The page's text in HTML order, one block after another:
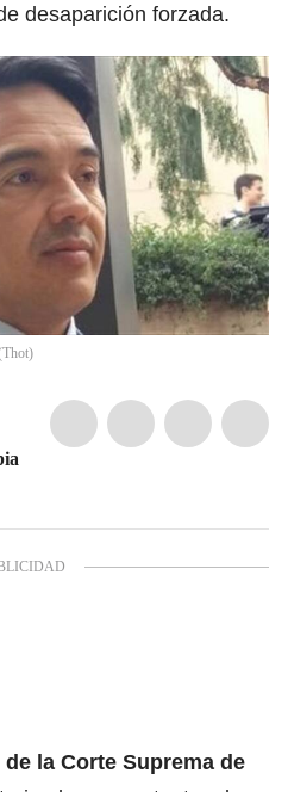
desaparición forzada.
Thot)
de la Corte Suprema de